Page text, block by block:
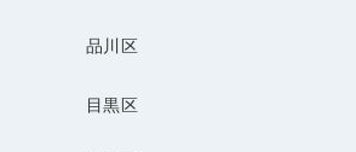
品川区
目黒区